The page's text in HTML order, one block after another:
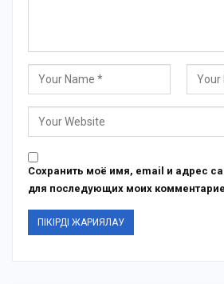
Сохранить моё имя, email и адрес
для последующих моих